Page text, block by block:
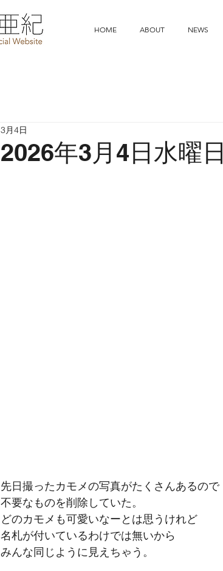
HOME ABOUT NEWS
2026年3月4日水曜日
3月4日
先日撮ったカモメの写真がたくさんあるので
不要なものを削除していた。
どのカモメも可愛いなーとは思うけれど
名札が付いているわけでは無いから
みんな同じように見えちゃう。